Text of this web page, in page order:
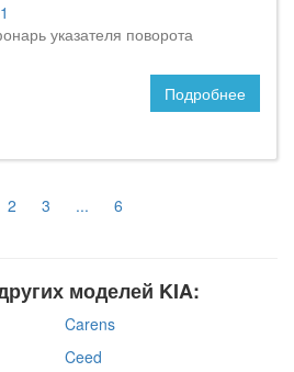
указателя поворота
Подробнее
2 3 ... 6
моделей KIA:
Carens
Ceed